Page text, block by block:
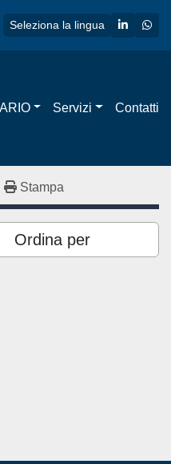
Seleziona la lingua linkedin
Servizi Contatti
Stampa
Ordina per